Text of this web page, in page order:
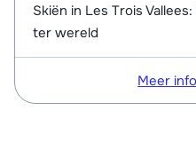
Skiën in Les Trois
ter wereld
Meer